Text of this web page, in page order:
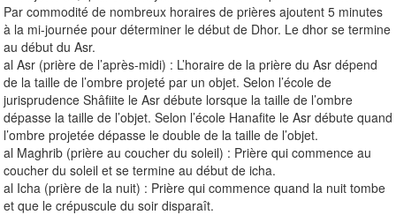
Par commodité de nombreux horaires de prières ajoutent 5 minutes
à la mi-journée pour déterminer le début de Dhor. Le dhor se termine
au début du Asr.
al Asr (prière de l’après-midi) : L’horaire de la prière du Asr dépend
de la taille de l’ombre projeté par un objet. Selon l’école de
jurisprudence Shâfiite le Asr débute lorsque la taille de l’ombre
dépasse la taille de l’objet. Selon l’école Hanafite le Asr débute quand
l’ombre projetée dépasse le double de la taille de l’objet.
al Maghrib (prière au coucher du soleil) : Prière qui commence au
coucher du soleil et se termine au début de icha.
al Icha (prière de la nuit) : Prière qui commence quand la nuit tombe
et que le crépuscule du soir disparaît.